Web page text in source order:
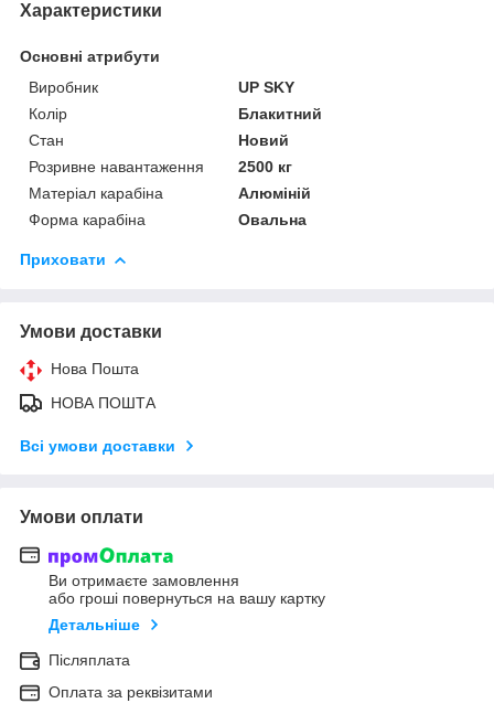
Характеристики
Основні атрибути
Виробник
UP SKY
Колір
Блакитний
Стан
Новий
Розривне навантаження
2500 кг
Матеріал карабіна
Алюміній
Форма карабіна
Овальна
Приховати
Умови доставки
Нова Пошта
НОВА ПОШТА
Всі умови доставки
Умови оплати
Ви отримаєте замовлення
або гроші повернуться на вашу картку
Детальніше
Післяплата
Оплата за реквізитами